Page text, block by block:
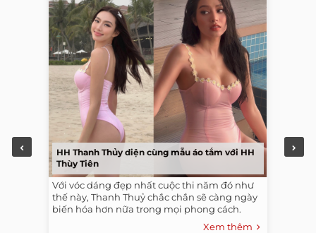
HH Thanh Thủy diện cùng mẫu áo tắm với HH
Thùy Tiên
Với vóc dáng đẹp nhất cuộc thi năm đó như
thế này, Thanh Thuỷ chắc chắn sẽ càng ngày
biến hóa hơn nữa trong mọi phong cách.
Xem thêm